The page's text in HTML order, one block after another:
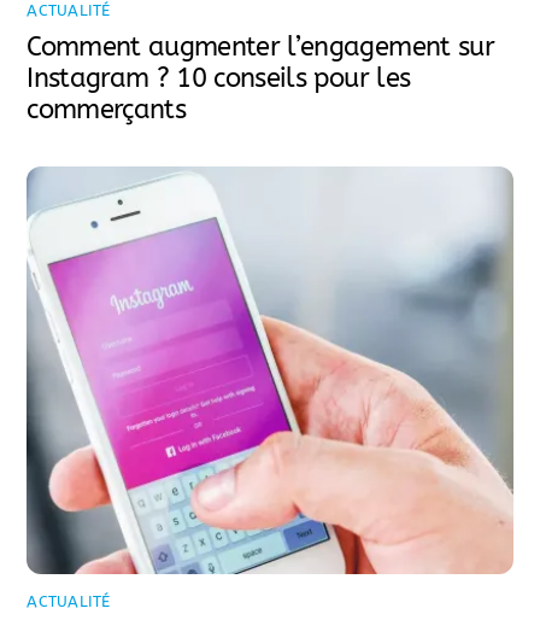
ACTUALITÉ
Comment augmenter l’engagement sur
Instagram ? 10 conseils pour les
commerçants
ACTUALITÉ